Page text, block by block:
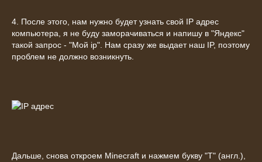
4. После этого, нам нужно будет узнать свой IP адрес
компьютера, я не буду заморачиваться и напишу в "Яндекс"
такой запрос - "Мой ip". Нам сразу же выдает наш IP, поэтому
проблем не должно возникнуть.
Дальше, снова откроем Minecraft и нажмем букву "T" (англ.),